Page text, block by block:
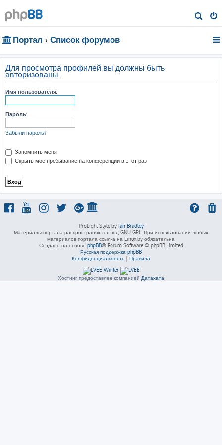
о
Портал Список форумов
Для просмотра профилей вы должны быть
авторизованы.
Имя пользователя:
Пароль:
Забыли пароль?
Запомнить меня
Скрыть моё пребывание на конференции в этот раз
ProLight Style by Ian Bradley
Материалы портала распространяются под GNU GPL. При использовании любых
материалов портала ссылка на Linux.by обязательна
Создано на основе phpBB® Forum Software © phpBB Limited
Русская поддержка phpBB
Конфиденциальность | Правила
Хостинг предоставлен компанией Датахата